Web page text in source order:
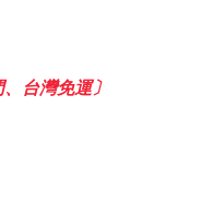
台灣免運〕